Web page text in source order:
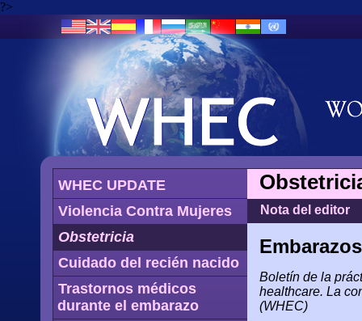
?>
WHEC UPDATE
Violencia Contra Mujeres
Obstetricia
Cuidado del recién nacido
Trastornos médicos
durante el embarazo
Nota del editor
Boletín de la
healthcare. La
(WHEC)